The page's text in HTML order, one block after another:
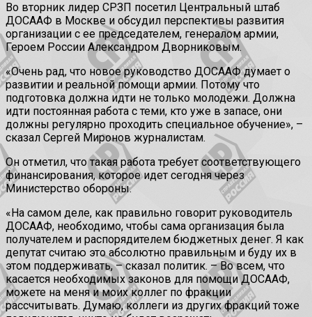
Во вторник лидер СРЗП посетил Центральный штаб
ДОСААФ в Москве и обсудил перспективы развития
организации с ее председателем, генералом армии,
Героем России Александром Дворниковым.
«Очень рад, что новое руководство ДОСААФ думает о
развитии и реальной помощи армии. Потому что
подготовка должна идти не только молодежи. Должна
идти постоянная работа с теми, кто уже в запасе, они
должны регулярно проходить специальное обучение», –
сказал Сергей Миронов журналистам.
Он отметил, что такая работа требует соответствующего
финансирования, которое идет сегодня через
Министерство обороны.
«На самом деле, как правильно говорит руководитель
ДОСААФ, необходимо, чтобы сама организация была
получателем и распорядителем бюджетных денег. Я как
депутат считаю это абсолютно правильным и буду их в
этом поддерживать, – сказал политик. – Во всем, что
касается необходимых законов для помощи ДОСААФ,
можете на меня и моих коллег по фракции
рассчитывать. Думаю, коллеги из других фракций тоже